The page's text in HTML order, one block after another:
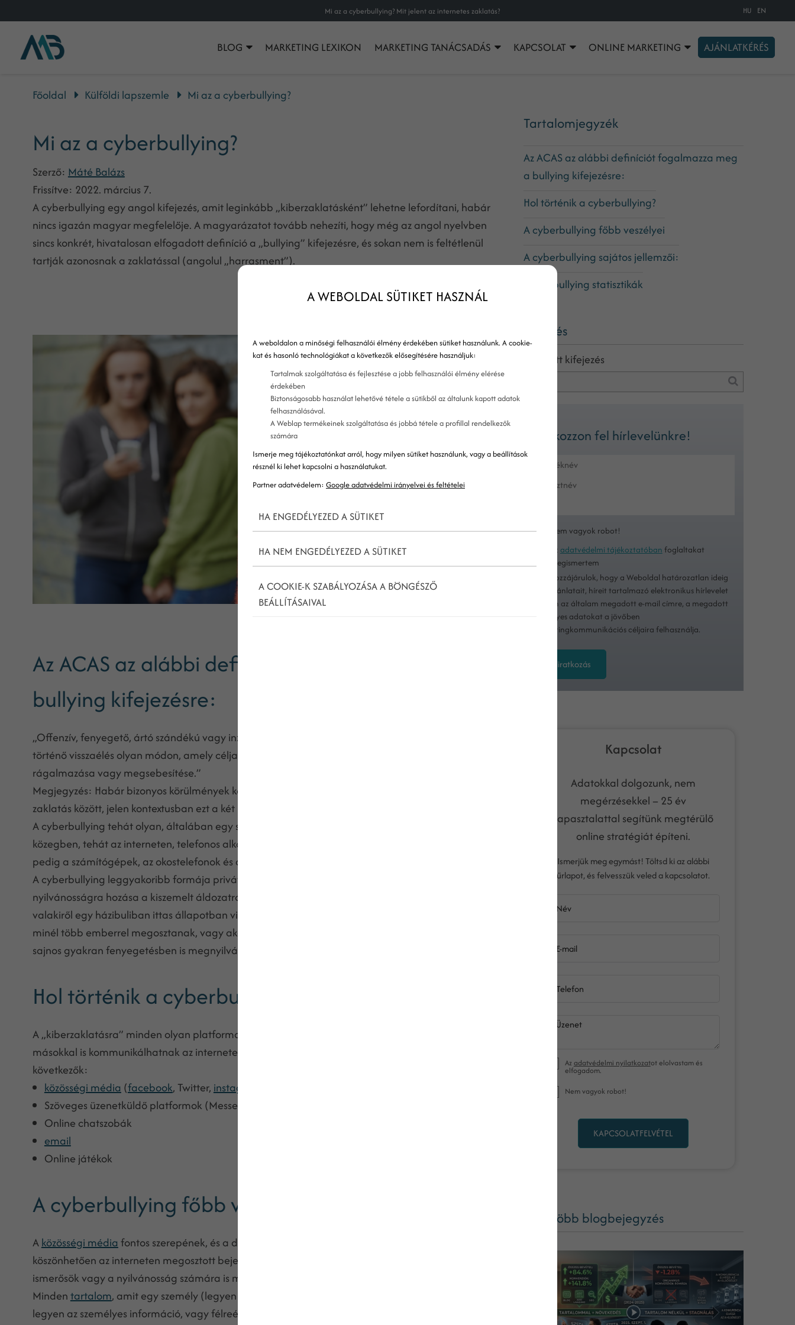
Mi az a cyberbullying? Mit jelent az internetes zaklatás? HU EN
BLOG MARKETING LEXIKON MARKETING TANÁCSADÁS KAPCSOLAT ONLINE MARKETING AJÁNLATKÉRÉS
Főoldal Külföldi lapszemle Mi az a cyberbullying?
Mi az a cyberbullying?
Szerző: Máté Balázs
Frissítve: 2022. március 7.
A cyberbullying egy angol kifejezés, amit leginkább „kiberzaklatásként” lehetne lefordítani, habár
nincs igazán magyar megfelelője. A magyarázatot tovább nehezíti, hogy még az angol nyelvben
sincs konkrét, hivatalosan elfogadott definíció a „bullying” kifejezésre, és sokan nem is feltétlenül
tartják azonosnak a zaklatással (angolul „harrasment”).
Az ACAS az alábbi definíciót fogalmazza meg a
bullying kifejezésre:
„Offenzív, fenyegető, ártó szándékú vagy inzultáló viselkedés, a hatalom kihasználása vagy azzal való
történő visszaélés olyan módon, amely célja az elszenvedő fél aláaknázása, megalázása,
rágalmazása vagy megsebesítése.”
Megjegyzés: Habár bizonyos körülmények között fontos lehet különbséget tenni a bullying és a
zaklatás között, jelen kontextusban ezt a két kifejezést felváltva használjuk majd.
A cyberbullying tehát olyan, általában egy személy ellen irányuló „zaklatás”, ami valamilyen digitális
közegben, tehát az interneten, telefonos alkalmazásokban, vagy akár SMS-ben is történhet, eszközei
pedig a számítógépek, az okostelefonok és a táblagépek.
A cyberbullying leggyakoribb formája privát, kompromittáló, kínos felvételek és információk
nyilvánosságra hozása a kiszemelt áldozatról. Jó (és sajnos nagyon szomorú) példa erre, hogy
valakiről egy házibuliban ittas állapotban videót vagy képeket készítenek, amit aztán ártó szándékkal
minél több emberrel megosztanak, vagy akár nyilvánosan fel is töltik az internetre. A cyberbullying
sajnos gyakran fenyegetésben is megnyilvánulhat, és akár a törvénysértés határát is átlépheti.
Hol történik a cyberbullying?
A „kiberzaklatásra” minden olyan platformon és eszköz nyitott, amin keresztül a felhasználók
másokkal is kommunikálhatnak az interneten. A cyberbullying leggyakoribb eszközei és felületei a
következők:
közösségi média (facebook, Twitter, instagram
Szöveges üzenetküldő platformok (Messenger, WhatsApp stb.)
Online chatszobák
email
Online játékok
A cyberbullying főbb veszélyei
Aközösségi média fontos szerepének, és a digitális kommunikáció nélkülözhetetlen jelenlétének
köszönhetően az interneten megosztott bejegyzések, képek, videók, hozzászólások általában
ismerősök vagy a nyilvánosság számára is megtekinthetők a különböző platformokon.
Mindentartalom, amit egy személy (legyen az egy felnőtt vagy egy gyermek) megoszt magáról,
legyen az személyes információ, vagy félreérthető, kompromittáló tartalmak, hozzájárul az adott illető
Tartalomjegyzék
Az ACAS az alábbi definíciót fogalmazza meg
a bullying kifejezésre:
Hol történik a cyberbullying?
A cyberbullying főbb veszélyei
A cyberbullying sajátos jellemzői:
Cyberbullying statisztikák
Keresés
Keresett kifejezés
Iratkozzon fel hírlevelünkre!
Nem vagyok robot!
Az adatvédelmi tájékoztatóban foglaltakat
megismertem
Hozzájárulok, hogy a Weboldal határozatlan ideig
ajánlatait, híreit tartalmazó elektronikus hírlevelet
küldjön az általam megadott e-mail címre, a megadott
személyes adatokat a jövőben
marketingkommunikációs céljaira felhasználja.
Feliratkozás
Kapcsolat
Adatokkal dolgozunk, nem
megérzésekkel – 25 év
tapasztalattal segítünk megtérülő
online stratégiát építeni.
Ismerjük meg egymást! Töltsd ki az alábbi
űrlapot, és felvesszük veled a kapcsolatot.
Név
E-mail
Telefon
Üzenet
Azadatvédelmi nyilatkozatot elolvastam és
elfogadom.
Nem vagyok robot!
KAPCSOLATFELVÉTEL
Még több blogbejegyzés
A WEBOLDAL SÜTIKET HASZNÁL
A weboldalon a minőségi felhasználói élmény érdekében sütiket használunk. A cookie-
kat és hasonló technológiákat a következők elősegítésére használjuk:
Tartalmak szolgáltatása és fejlesztése a jobb felhasználói élmény elérése
érdekében
Biztonságosabb használat lehetővé tétele a sütikből az általunk kapott adatok
felhasználásával.
A Weblap termékeinek szolgáltatása és jobbá tétele a profillal rendelkezők
számára
Ismerje meg tájékoztatónkat arról, hogy milyen sütiket használunk, vagy a beállítások
résznél ki lehet kapcsolni a használatukat.
Partner adatvédelem: Google adatvédelmi irányelvei és feltételei
HA ENGEDÉLYEZED A SÜTIKET
HA NEM ENGEDÉLYEZED A SÜTIKET
A COOKIE-K SZABÁLYOZÁSA A BÖNGÉSZŐ
BEÁLLÍTÁSAIVAL